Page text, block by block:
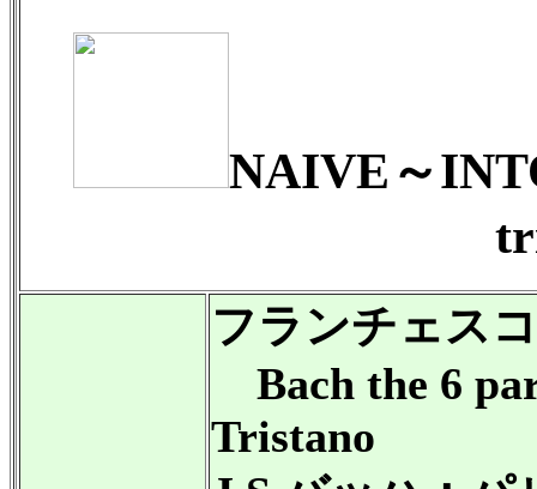
NAIVE～
フランチェス
Bach the 6
Tristano